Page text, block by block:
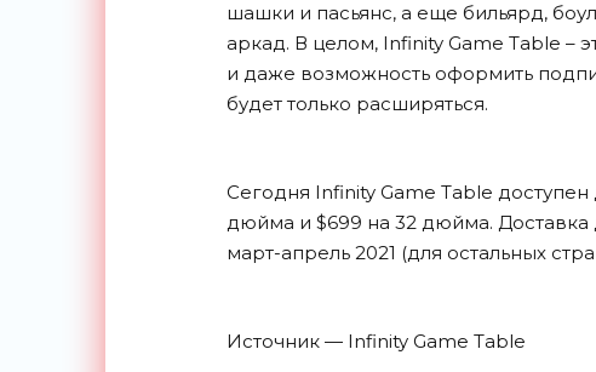
шашки и пасьянс, а еще бильярд,
аркад. В целом, Infinity Game Table –
и даже возможность оформить
будет только расширяться.
Сегодня Infinity Game Table
дюйма и $699 на 32 дюйма.
март-апрель 2021 (для остальных
Источник — Infinity Game Table